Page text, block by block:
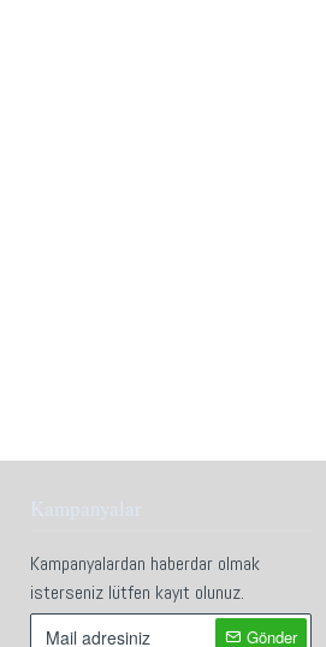
Kampanyalar
Kampanyalardan haberdar olmak
isterseniz lütfen kayıt olunuz.
Gönder